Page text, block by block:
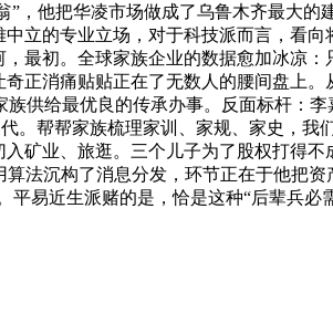
，他把华凌市场做成了乌鲁木齐最大的
立的专业立场，对于科技派而言，看向
最初。全球家族企业的数据愈加冰凉：
正消痛贴贴正在了无数人的腰间盘上。
族供给最优良的传承办事。反面标杆：
。帮帮家族梳理家训、家规、家史，我
矿业、旅逛。三个儿子为了股权打得
法沉构了消息分发，环节正在于他把
易近生派赌的是，恰是这种“后辈兵必